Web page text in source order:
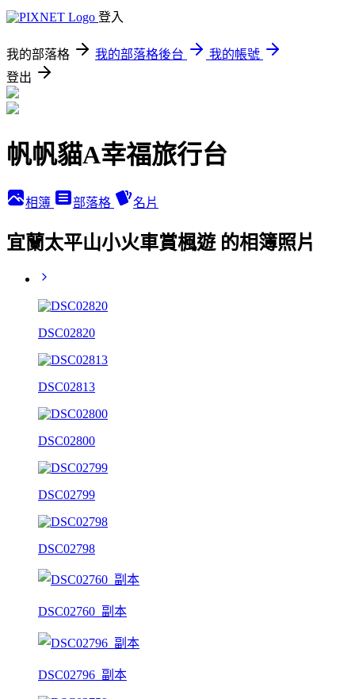
登入
我的部落格 我的部落格後台
我的帳號
登出
帆帆貓A幸福旅行台
相簿 部落格 名片
宜蘭太平山小火車賞楓遊 的相簿照片
DSC02820
DSC02813
DSC02800
DSC02799
DSC02798
DSC02760_副本
DSC02796_副本